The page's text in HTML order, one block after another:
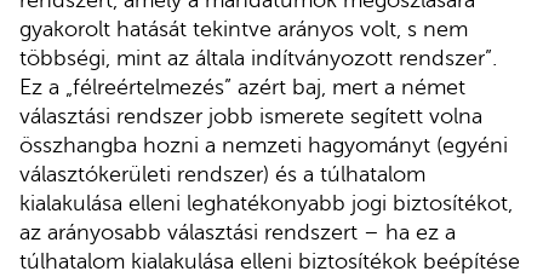
gyakorolt hatását tekintve arányos volt, s nem
többségi, mint az általa indítványozott rendszer”.
Ez a „félreértelmezés” azért baj, mert a német
választási rendszer jobb ismerete segített volna
összhangba hozni a nemzeti hagyományt (egyéni
választókerületi rendszer) és a túlhatalom
kialakulása elleni leghatékonyabb jogi biztosítékot,
az arányosabb választási rendszert – ha ez a
túlhatalom kialakulása elleni biztosítékok beépítése